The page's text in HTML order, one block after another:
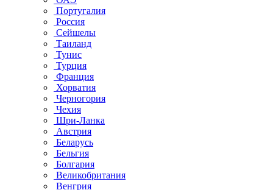
Португалия
Россия
Сейшелы
Таиланд
Тунис
Турция
Франция
Хорватия
Черногория
Чехия
Шри-Ланка
Австрия
Беларусь
Бельгия
Болгария
Великобритания
Венгрия